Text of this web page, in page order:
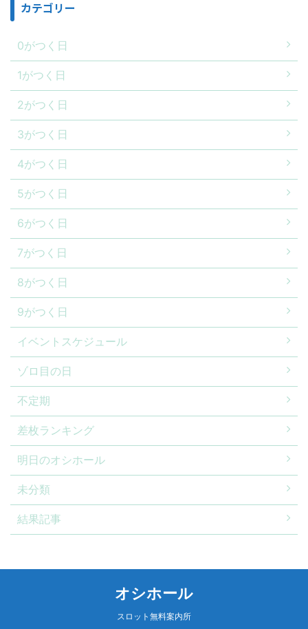
カテゴリー
0がつく日
1がつく日
2がつく日
3がつく日
4がつく日
5がつく日
6がつく日
7がつく日
8がつく日
9がつく日
イベントスケジュール
ゾロ目の日
不定期
差枚ランキング
明日のオシホール
未分類
結果記事
オシホール
スロット無料案内所